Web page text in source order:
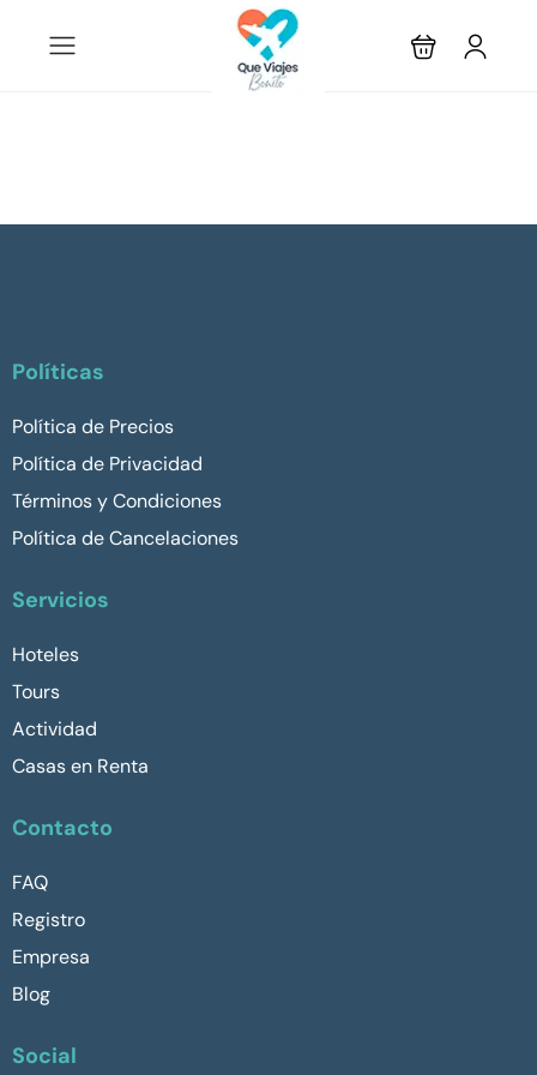
Políticas
Política de Precios
Política de Privacidad
Términos y Condiciones
Política de Cancelaciones
Servicios
Hoteles
Tours
Actividad
Casas en Renta
Contacto
FAQ
Registro
Empresa
Blog
Social